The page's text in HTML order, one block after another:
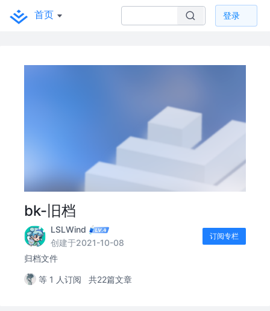
首页 登录
bk-旧档
LSLWind
创建于2021-10-08
订阅专栏
归档文件
等 1 人订阅 共22篇文章